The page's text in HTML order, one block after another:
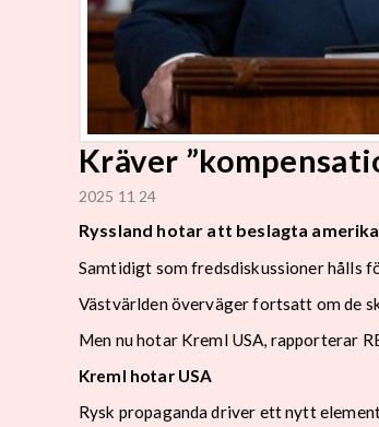
Kräver
2025 11 24
Ryssland hotar att beslagta
Samtidigt som fredsdiskussioner hålls
Västvärlden överväger fortsatt om de
Men nu hotar Kreml USA, rapporterar
Kreml hotar USA
Rysk propaganda driver ett nytt